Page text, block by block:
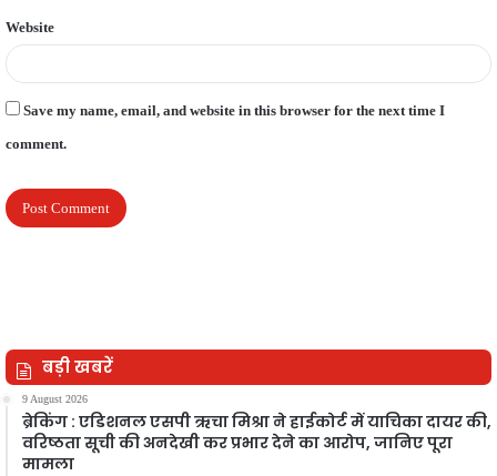
Website
Save my name, email, and website in this browser for the next time I
comment.
बड़ी खबरें
9 August 2026
ब्रेकिंग : एडिशनल एसपी ऋचा मिश्रा ने हाईकोर्ट में याचिका दायर की,
वरिष्ठता सूची की अनदेखी कर प्रभार देने का आरोप, जानिए पूरा
मामला